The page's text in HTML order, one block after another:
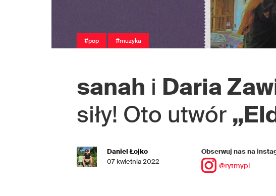
#pop #muzyka
sanah i Daria
siły! Oto utwór
Daniel Łojko
07 kwietnia 2022
Obserwuj nas na
@rytmypl